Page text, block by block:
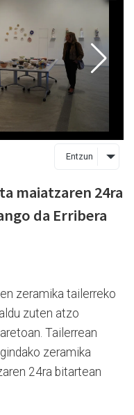
Entzun
maiatzaren 24ra
da Erribera
zeramika tailerreko
zuten atzo
Tailerrean
zeramika
24ra bitartean